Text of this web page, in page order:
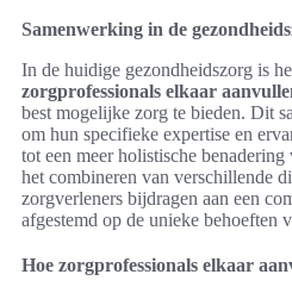
Samenwerking in de
In de huidige gezondheidszorg is
zorgprofessionals elkaar
best mogelijke zorg te bieden. Dit
om hun specifieke expertise en
tot een meer holistische
het combineren van verschillende
zorgverleners bijdragen aan een
afgestemd op de unieke behoeften
Hoe zorgprofessionals elkaar